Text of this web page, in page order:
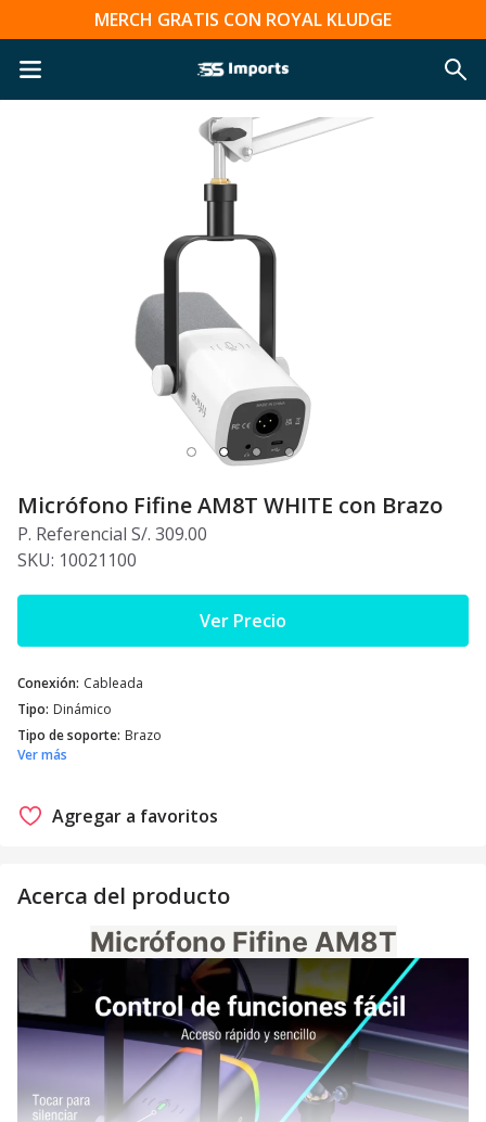
MERCH GRATIS CON ROYAL KLUDGE
Micrófono Fifine AM8T WHITE con Brazo
P. Referencial S/. 309.00
SKU: 10021100
Ver Precio
Conexión: Cableada
Tipo: Dinámico
Tipo de soporte: Brazo
Ver más
Agregar a favoritos
Acerca del producto
Micrófono Fifine AM8T